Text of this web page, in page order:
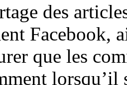
des
Facebook,
que les
lorsqu’il